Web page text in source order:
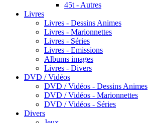
45t - Autres
Livres
Livres - Dessins Animes
Livres - Marionnettes
Livres - Séries
Livres - Emissions
Albums images
Livres - Divers
DVD / Vidéos
DVD / Vidéos - Dessins Animes
DVD / Vidéos - Marionnettes
DVD / Vidéos - Séries
Divers